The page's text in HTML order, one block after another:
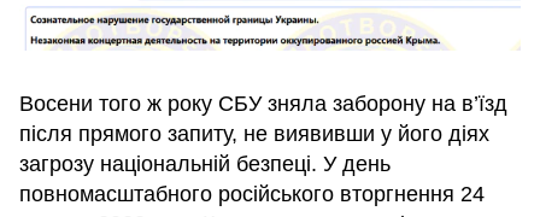
Восени того ж року СБУ зняла заборону на в’їзд
після прямого запиту, не виявивши у його діях
загрозу національній безпеці. У день
повномасштабного російського вторгнення 24